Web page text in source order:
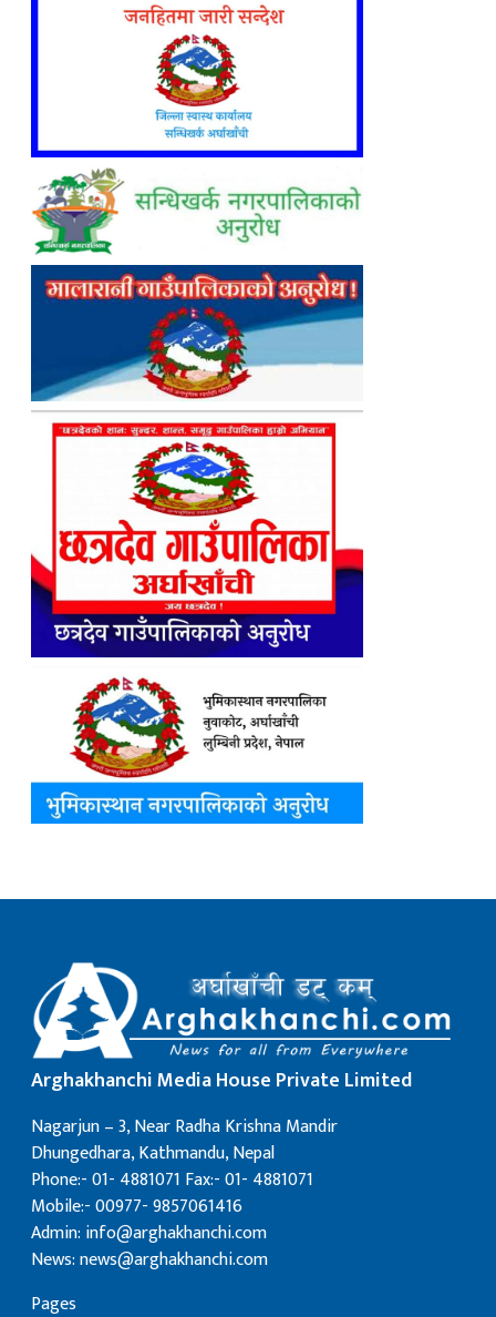
Arghakhanchi Media House Private Limited
Nagarjun – 3, Near Radha Krishna Mandir
Dhungedhara, Kathmandu, Nepal
Phone:- 01- 4881071 Fax:- 01- 4881071
Mobile:- 00977- 9857061416
Admin: info@arghakhanchi.com
News: news@arghakhanchi.com
Pages